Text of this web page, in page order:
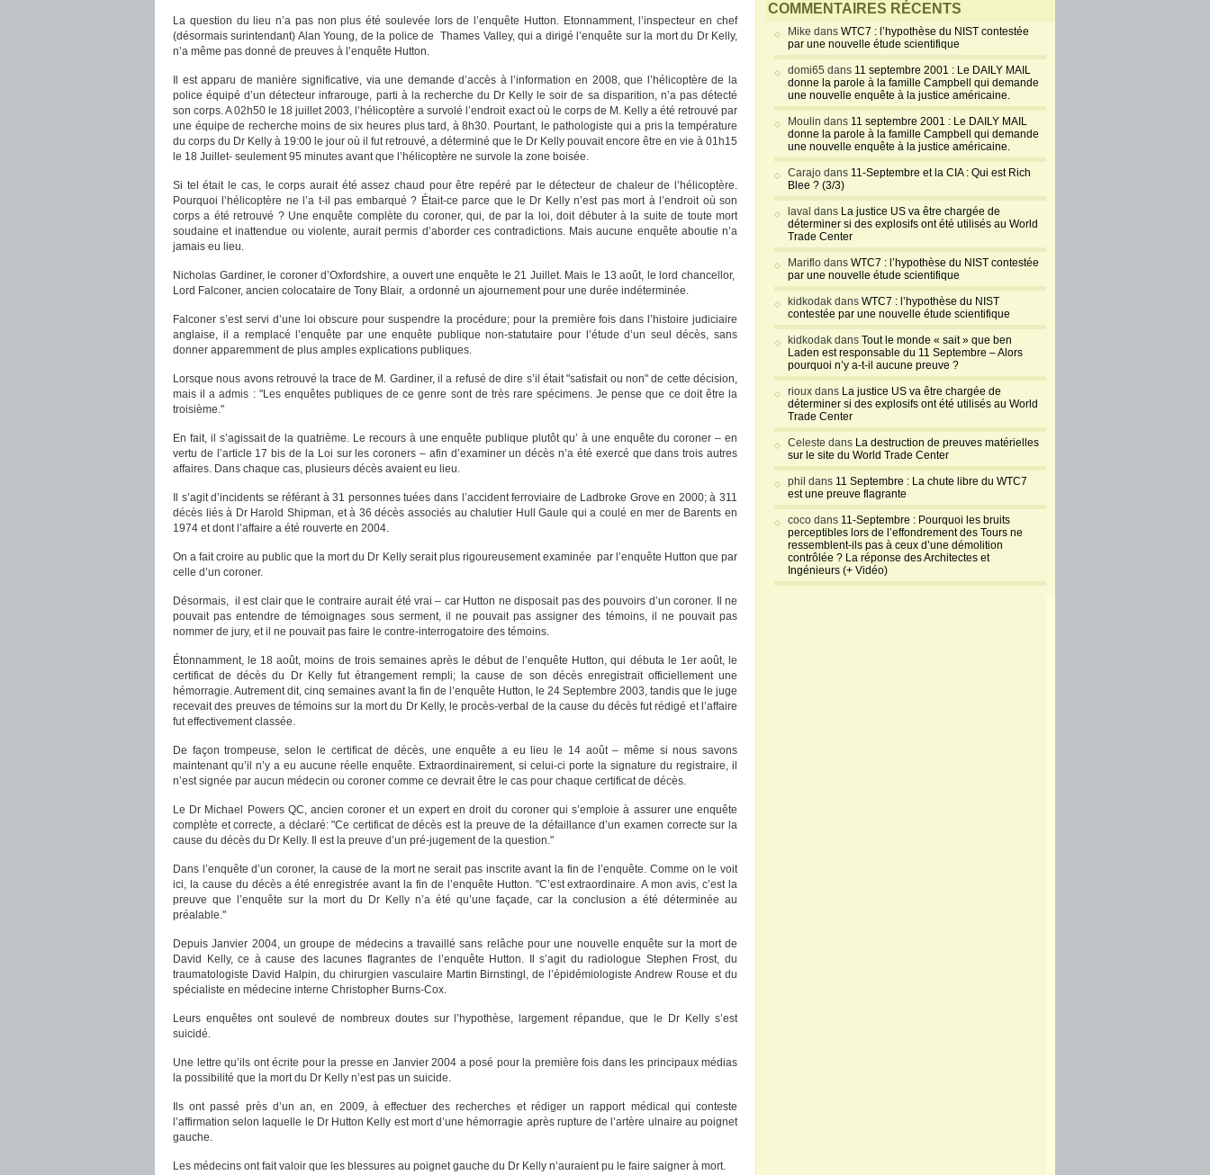
La question du lieu n’a pas non plus été soulevée lors de l’enquête Hutton. Etonnamment, l’inspecteur en chef
(désormais surintendant) Alan Young, de la police de Thames Valley, qui a dirigé l’enquête sur la mort du Dr Kelly,
n’a même pas donné de preuves à l’enquête Hutton.
Il est apparu de manière significative, via une demande d’accès à l’information en 2008, que l’hélicoptère de la
police équipé d’un détecteur infrarouge, parti à la recherche du Dr Kelly le soir de sa disparition, n’a pas détecté
son corps. A 02h50 le 18 juillet 2003, l’hélicoptère a survolé l’endroit exact où le corps de M. Kelly a été retrouvé par
une équipe de recherche moins de six heures plus tard, à 8h30. Pourtant, le pathologiste qui a pris la température
du corps du Dr Kelly à 19:00 le jour où il fut retrouvé, a déterminé que le Dr Kelly pouvait encore être en vie à 01h15
le 18 Juillet- seulement 95 minutes avant que l’hélicoptère ne survole la zone boisée.
Si tel était le cas, le corps aurait été assez chaud pour être repéré par le détecteur de chaleur de l’hélicoptère.
Pourquoi l’hélicoptère ne l’a t-il pas embarqué ? Était-ce parce que le Dr Kelly n’est pas mort à l’endroit où son
corps a été retrouvé ? Une enquête complète du coroner, qui, de par la loi, doit débuter à la suite de toute mort
soudaine et inattendue ou violente, aurait permis d’aborder ces contradictions. Mais aucune enquête aboutie n’a
jamais eu lieu.
Nicholas Gardiner, le coroner d’Oxfordshire, a ouvert une enquête le 21 Juillet. Mais le 13 août, le lord chancellor,
Lord Falconer, ancien colocataire de Tony Blair, a ordonné un ajournement pour une durée indéterminée.
Falconer s’est servi d’une loi obscure pour suspendre la procédure; pour la première fois dans l’histoire judiciaire
anglaise, il a remplacé l’enquête par une enquête publique non-statutaire pour l’étude d’un seul décès, sans
donner apparemment de plus amples explications publiques.
Lorsque nous avons retrouvé la trace de M. Gardiner, il a refusé de dire s’il était "satisfait ou non" de cette décision,
mais il a admis : "Les enquêtes publiques de ce genre sont de très rare spécimens. Je pense que ce doit être la
troisième."
En fait, il s’agissait de la quatrième. Le recours à une enquête publique plutôt qu’ à une enquête du coroner – en
vertu de l’article 17 bis de la Loi sur les coroners – afin d’examiner un décès n’a été exercé que dans trois autres
affaires. Dans chaque cas, plusieurs décès avaient eu lieu.
Il s’agit d’incidents se référant à 31 personnes tuées dans l’accident ferroviaire de Ladbroke Grove en 2000; à 311
décès liés à Dr Harold Shipman, et à 36 décès associés au chalutier Hull Gaule qui a coulé en mer de Barents en
1974 et dont l’affaire a été rouverte en 2004.
On a fait croire au public que la mort du Dr Kelly serait plus rigoureusement examinée par l’enquête Hutton que par
celle d’un coroner.
Désormais, il est clair que le contraire aurait été vrai – car Hutton ne disposait pas des pouvoirs d’un coroner. Il ne
pouvait pas entendre de témoignages sous serment, il ne pouvait pas assigner des témoins, il ne pouvait pas
nommer de jury, et il ne pouvait pas faire le contre-interrogatoire des témoins.
Étonnamment, le 18 août, moins de trois semaines après le début de l’enquête Hutton, qui débuta le 1er août, le
certificat de décès du Dr Kelly fut étrangement rempli; la cause de son décès enregistrait officiellement une
hémorragie. Autrement dit, cinq semaines avant la fin de l’enquête Hutton, le 24 Septembre 2003, tandis que le juge
recevait des preuves de témoins sur la mort du Dr Kelly, le procès-verbal de la cause du décès fut rédigé et l’affaire
fut effectivement classée.
De façon trompeuse, selon le certificat de décès, une enquête a eu lieu le 14 août – même si nous savons
maintenant qu’il n’y a eu aucune réelle enquête. Extraordinairement, si celui-ci porte la signature du registraire, il
n’est signée par aucun médecin ou coroner comme ce devrait être le cas pour chaque certificat de décès.
Le Dr Michael Powers QC, ancien coroner et un expert en droit du coroner qui s’emploie à assurer une enquête
complète et correcte, a déclaré: "Ce certificat de décès est la preuve de la défaillance d’un examen correcte sur la
cause du décès du Dr Kelly. Il est la preuve d’un pré-jugement de la question."
Dans l’enquête d’un coroner, la cause de la mort ne serait pas inscrite avant la fin de l’enquête. Comme on le voit
ici, la cause du décès a été enregistrée avant la fin de l’enquête Hutton. "C’est extraordinaire. A mon avis, c’est la
preuve que l’enquête sur la mort du Dr Kelly n’a été qu’une façade, car la conclusion a été déterminée au
préalable."
Depuis Janvier 2004, un groupe de médecins a travaillé sans relâche pour une nouvelle enquête sur la mort de
David Kelly, ce à cause des lacunes flagrantes de l’enquête Hutton. Il s’agit du radiologue Stephen Frost, du
traumatologiste David Halpin, du chirurgien vasculaire Martin Birnstingl, de l’épidémiologiste Andrew Rouse et du
spécialiste en médecine interne Christopher Burns-Cox.
Leurs enquêtes ont soulevé de nombreux doutes sur l’hypothèse, largement répandue, que le Dr Kelly s’est
suicidé.
Une lettre qu’ils ont écrite pour la presse en Janvier 2004 a posé pour la première fois dans les principaux médias
la possibilité que la mort du Dr Kelly n’est pas un suicide.
Ils ont passé près d’un an, en 2009, à effectuer des recherches et rédiger un rapport médical qui conteste
l’affirmation selon laquelle le Dr Hutton Kelly est mort d’une hémorragie après rupture de l’artère ulnaire au poignet
gauche.
Les médecins ont fait valoir que les blessures au poignet gauche du Dr Kelly n’auraient pu le faire saigner à mort.
COMMENTAIRES RÉCENTS
Mike dans WTC7 : l’hypothèse du NIST contestée
par une nouvelle étude scientifique
domi65 dans 11 septembre 2001 : Le DAILY MAIL
donne la parole à la famille Campbell qui demande
une nouvelle enquête à la justice américaine.
Moulin dans 11 septembre 2001 : Le DAILY MAIL
donne la parole à la famille Campbell qui demande
une nouvelle enquête à la justice américaine.
Carajo dans 11-Septembre et la CIA : Qui est Rich
Blee ? (3/3)
laval dans La justice US va être chargée de
déterminer si des explosifs ont été utilisés au World
Trade Center
Mariflo dans WTC7 : l’hypothèse du NIST contestée
par une nouvelle étude scientifique
kidkodak dans WTC7 : l’hypothèse du NIST
contestée par une nouvelle étude scientifique
kidkodak dans Tout le monde « sait » que ben
Laden est responsable du 11 Septembre – Alors
pourquoi n’y a-t-il aucune preuve ?
rioux dans La justice US va être chargée de
déterminer si des explosifs ont été utilisés au World
Trade Center
Celeste dans La destruction de preuves matérielles
sur le site du World Trade Center
phil dans 11 Septembre : La chute libre du WTC7
est une preuve flagrante
coco dans 11-Septembre : Pourquoi les bruits
perceptibles lors de l’effondrement des Tours ne
ressemblent-ils pas à ceux d’une démolition
contrôlée ? La réponse des Architectes et
Ingénieurs (+ Vidéo)